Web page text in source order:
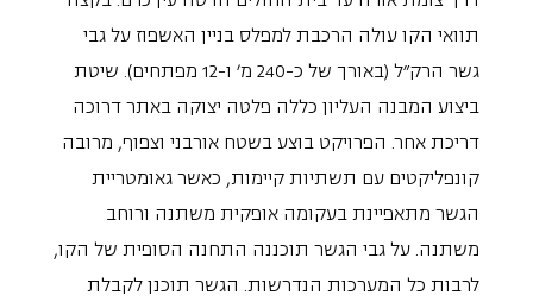
תוואי הקו עולה הרכבת למפלס בניין האשפוז על גבי
גשר הרק"ל (באורך של כ-240 מ' ו-12 מפתחים). שיטת
ביצוע המבנה העליון כללה פלטה יצוקה באתר דרוכה
דריכת אחר. הפרויקט בוצע בשטח אורבני וצפוף, מרובה
קונפליקטים עם תשתיות קיימות, כאשר גאומטריית
הגשר מתאפיינת בעקומה אופקית משתנה ורוחב
משתנה. על גבי הגשר תוכננה התחנה הסופית של הקו,
לרבות כל המערכות הנדרשות. הגשר תוכנן לקבלת